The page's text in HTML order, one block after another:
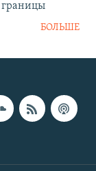
границы
БОЛЬШЕ